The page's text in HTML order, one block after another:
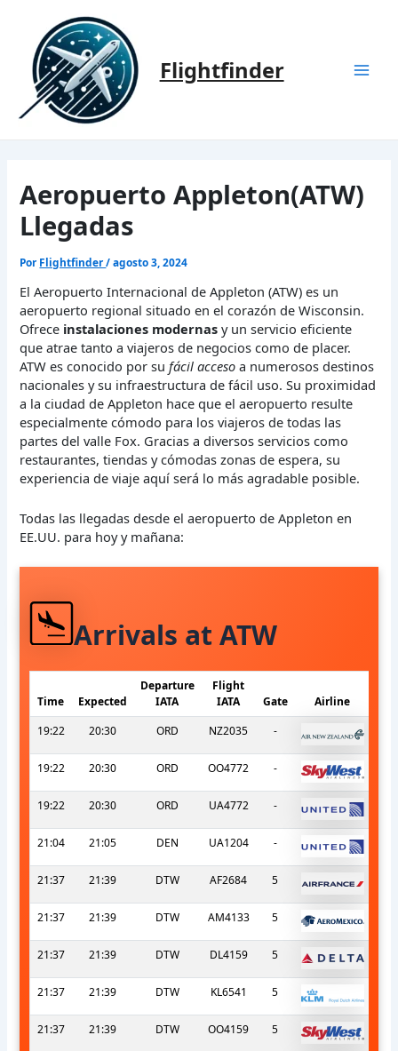
contenido
Flightfinder
Aeropuerto Appleton(ATW)
Llegadas
Por Flightfinder/agosto 3, 2024
El Aeropuerto Internacional de Appleton (ATW) es un
aeropuerto regional situado en el corazón de Wisconsin.
Ofrece instalaciones modernas y un servicio eficiente
que atrae tanto a viajeros de negocios como de placer.
ATW es conocido por sufácil acceso a numerosos destinos
nacionales y su infraestructura de fácil uso. Su proximidad
a la ciudad de Appleton hace que el aeropuerto resulte
especialmente cómodo para los viajeros de todas las
partes del valle Fox. Gracias a diversos servicios como
restaurantes, tiendas y cómodas zonas de espera, su
experiencia de viaje aquí será lo más agradable posible.
Todas las llegadas desde el aeropuerto de Appleton en
EE.UU. para hoy y mañana:
Arrivals at ATW
Time Expected
Departure
IATA
Flight
IATA
Gate
Airline
19:22
20:30 ORD NZ2035 -
19:22 20:30 ORD OO4772 -
19:22 20:30 ORD UA4772 -
21:04 21:05 DEN UA1204 -
21:37 21:39 DTW AF2684 5
21:37 21:39 DTW AM4133 5
21:37 21:39 DTW DL4159 5
21:37 21:39 DTW KL6541 5
21:37 21:39 DTW OO4159 5